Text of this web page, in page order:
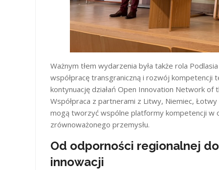
Ważnym tłem wydarzenia była także rola
współpracę transgraniczną i rozwój kompetencji
kontynuację działań Open Innovation Network
Współpraca z partnerami z Litwy, Niemiec,
mogą tworzyć wspólne platformy kompetencji w
zrównoważonego przemysłu.
Od odporności regionalnej
innowacji